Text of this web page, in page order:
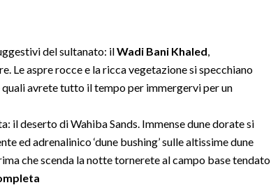
del sultanato: ilWadi Bani Khaled,
aspre rocce e la ricca vegetazione si specchiano
avrete tutto il tempo per immergervi per un
deserto di Wahiba Sands. Immense dune dorate si
ed adrenalinico ‘dune bushing’ sulle altissime dune
che scenda la notte tornerete al campo base tendato